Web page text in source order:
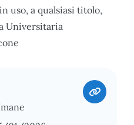
uso, a qualsiasi titolo,
Universitaria